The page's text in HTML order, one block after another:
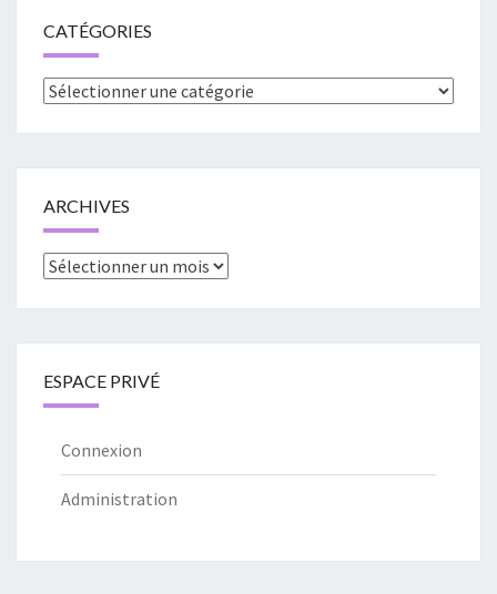
CATÉGORIES
Catégories
ARCHIVES
Archives
ESPACE PRIVÉ
Connexion
Administration